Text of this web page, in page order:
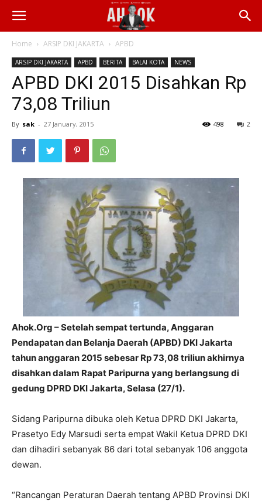
Home ARSIP DKI JAKARTA APBD
ARSIP DKI JAKARTA APBD BERITA BALAI KOTA NEWS
APBD DKI 2015 Disahkan Rp
73,08 Triliun
By sak - 27 January, 2015 2
498
Ahok.Org – Setelah sempat tertunda, Anggaran
Pendapatan dan Belanja Daerah (APBD) DKI Jakarta
tahun anggaran 2015 sebesar Rp 73,08 triliun akhirnya
disahkan dalam Rapat Paripurna yang berlangsung di
gedung DPRD DKI Jakarta, Selasa (27/1).
Sidang Paripurna dibuka oleh Ketua DPRD DKI Jakarta,
Prasetyo Edy Marsudi serta empat Wakil Ketua DPRD DKI
dan dihadiri sebanyak 86 dari total sebanyak 106 anggota
dewan.
“Rancangan Peraturan Daerah tentang APBD Provinsi DKI